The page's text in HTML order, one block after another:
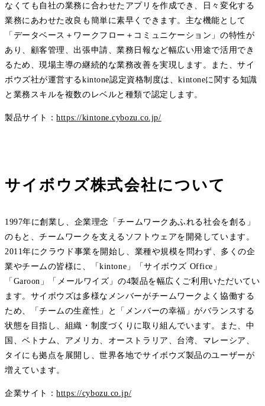
なくても自社の業務に合わせたアプリを作成でき、日々変化する
業務にあわせた改良も簡単に素早くできます。主な機能として
「データベース＋ワークフロー＋コミュニケーション」の特性が
あり、顧客管理、出張申請、業務日報など幅広い用途で活用でき
るため、現場主導の継続的な業務改善を実現します。また、サイ
ボウズ社が運営するkintone認定資格制度は、kintoneに関する知識
と業務スキルを複数のレベルと種類で認定します。
製品サイト：https://kintone.cybozu.co.jp/
サイボウズ株式会社について
1997年に創業し、企業理念「チームワークあふれる社会を創る」
のもと、チームワークを支えるソフトウェアを開発しています。
2011年にクラウド事業を開始し、業種や規模を問わず、多くの企
業やチームの皆様に、「kintone」「サイボウズ Office」
「Garoon」「メールワイズ」の4製品を幅広くご利用いただいてい
ます。サイボウズは多様なメンバーがチームワークよく協働する
ため、「チームの生産性」と「メンバーの幸福」がバランスする
状態を目指し、組織・制度づくりに取り組んでいます。また、中
国、ベトナム、アメリカ、オーストラリア、台湾、マレーシア、
タイにも拠点を展開し、世界各地でサイボウズ製品のユーザーが
増えています。
企業サイト：https://cybozu.co.jp/